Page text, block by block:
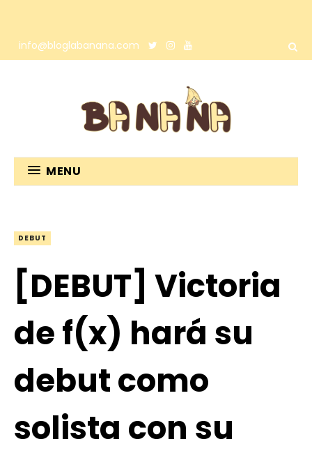
info@bloglabanana.com
MENU
DEBUT
[DEBUT] Victoria
de f(x) hará su
debut como
solista con su